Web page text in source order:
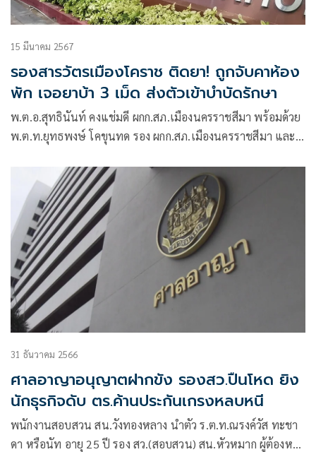
15 มีนาคม 2567
รองสารวัตรเมืองโคราช ติดยา! ถูกจับคาห้อง
พัก เจอยาบ้า 3 เม็ด ส่งตัวเข้าบำบัดรักษา
พ.ต.อ.สุทธินันท์ คงแช่มดี ผกก.สภ.เมืองนครราชสีมา พร้อมด้วย
พ.ต.ท.ยุทธพงษ์ โคขุนทด รอง ผกก.สภ.เมืองนครราชสีมา และ
สอบห้องพักแห่งหนึ่ง ต.ในเมือง อ.เมือง จ.นครราชสีมา
31 ธันวาคม 2566
ศาลอาญาอนุญาตฝากขัง รองสว.ปืนโหด ยิง
นักธุรกิจดับ ตร.ค้านประกันเกรงหลบหนี
พนักงานสอบสวน สน.วังทองหลาง นำตัว ร.ต.ท.ณรงค์วัส ทะชา
ดา หรือนัท อายุ 25 ปี รอง สว.(สอบสวน) สน.หัวหมาก ผู้ต้องหา